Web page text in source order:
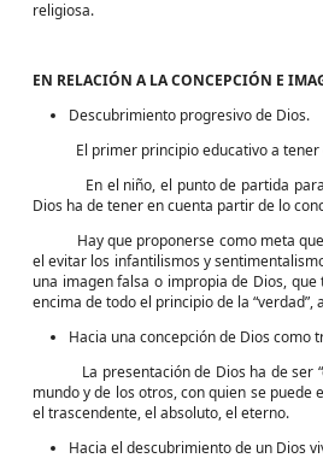
religiosa.
EN RELACIÓN A LA CONCEPCIÓN E
Descubrimiento progresivo de Dios.
El primer principio educativo a tener en
En el niño, el punto de partida para
Dios ha de tener en cuenta partir de lo
Hay que proponerse como meta que
el evitar los infantilismos y
una imagen falsa o impropia de Dios,
encima de todo el principio de la
Hacia una concepción de Dios como
La presentación de Dios ha de ser
mundo y de los otros, con quien se puede
el trascendente, el absoluto, el eterno.
Hacia el descubrimiento de un Dios